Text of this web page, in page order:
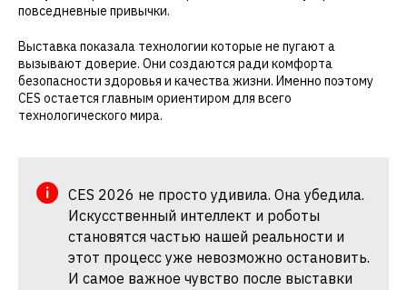
повседневные привычки.
Выставка показала технологии которые не пугают а
вызывают доверие. Они создаются ради комфорта
безопасности здоровья и качества жизни. Именно поэтому
CES остается главным ориентиром для всего
технологического мира.
CES 2026 не просто удивила. Она убедила.
Искусственный интеллект и роботы
становятся частью нашей реальности и
этот процесс уже невозможно остановить.
И самое важное чувство после выставки